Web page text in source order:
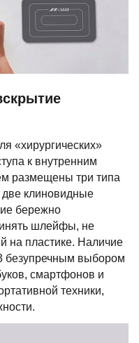
«хирургических»
к внутренним
размещены три типа
клиновидные
бережно
шлейфы, не
на пластике. Наличие
безупречным выбором
смартфонов и
техники,